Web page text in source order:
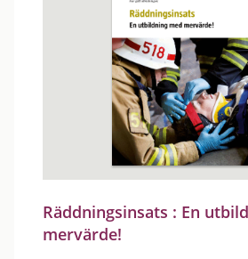
Räddningsinsats : En
mervärde!